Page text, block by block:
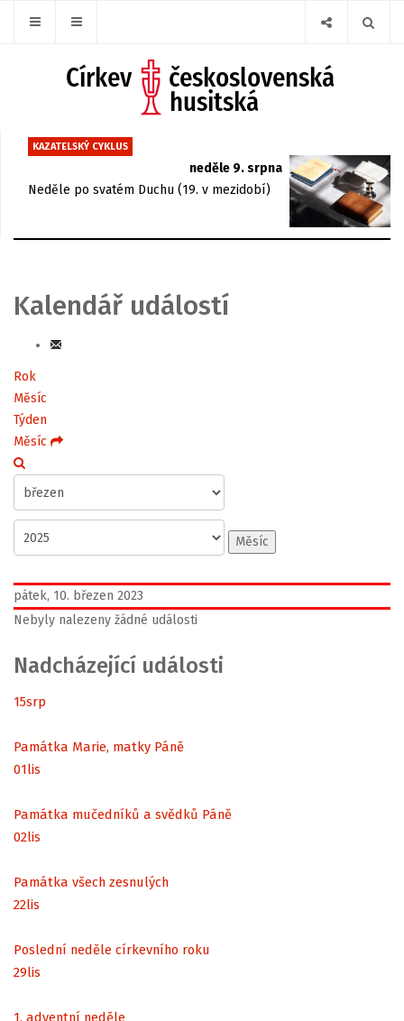
KAZATELSKÝ CYKLUS
neděle 9. srpna
Neděle po svatém Duchu (19. v mezidobí)
Kalendář událostí
Rok
Měsíc
Týden
Měsíc
Měsíc
pátek, 10. březen 2023
Nebyly nalezeny žádné události
Nadcházející události
15srp
Památka Marie, matky Páně
01lis
Památka mučedníků a svědků Páně
02lis
Památka všech zesnulých
22lis
Poslední neděle církevního roku
29lis
1. adventní neděle